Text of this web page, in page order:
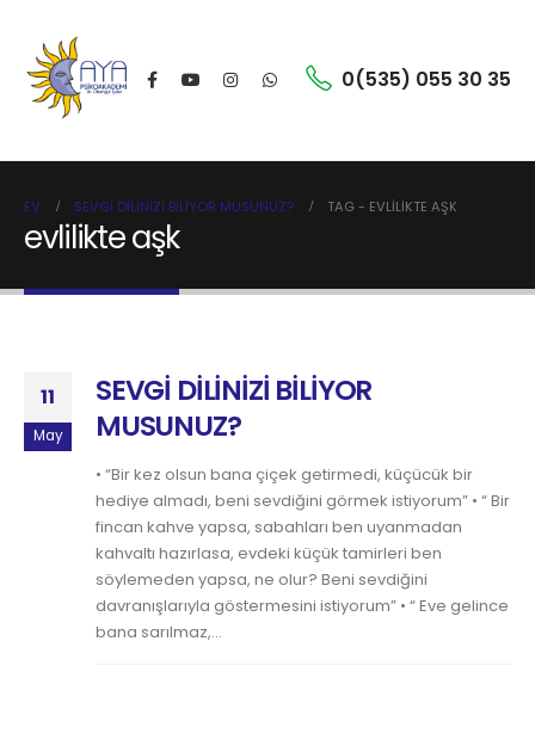
0(535) 055 30 35
EV SEVGİ DİLİNİZİ BİLİYOR MUSUNUZ? TAG - EVLILIKTE AŞK
evlilikte aşk
11
May
SEVGİ DİLİNİZİ BİLİYOR
MUSUNUZ?
• “Bir kez olsun bana çiçek getirmedi, küçücük bir
hediye almadı, beni sevdiğini görmek istiyorum” • “ Bir
fincan kahve yapsa, sabahları ben uyanmadan
kahvaltı hazırlasa, evdeki küçük tamirleri ben
söylemeden yapsa, ne olur? Beni sevdiğini
davranışlarıyla göstermesini istiyorum” • “ Eve gelince
bana sarılmaz,...